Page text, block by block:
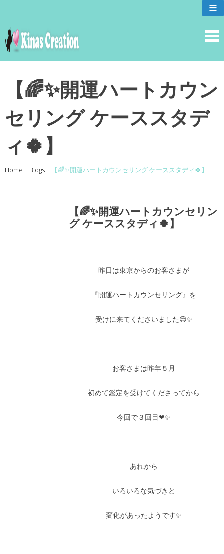
content
≡
【🌈✨開運ハートカウン
セリング ケーススタデ
ィ🍀】
Home Blogs 【🌈✨開運ハートカウンセリング ケーススタディ🍀】
【🌈✨開運ハートカウンセリン
グ ケーススタディ🍀】
昨日は東京からのお客さまが
『開運ハートカウンセリング』を
受けに来てくださいました😊✨
お客さまは昨年５月
初めて鑑定を受けてくださってから
今回で３回目❤✨
あれから
いろいろな気づきと
変化があったようです✨